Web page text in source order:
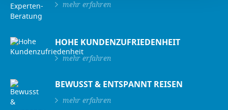
mehr erfahren
HOHE KUNDENZUFRIEDENHEIT
mehr erfahren
BEWUSST & ENTSPANNT REISEN
mehr erfahren